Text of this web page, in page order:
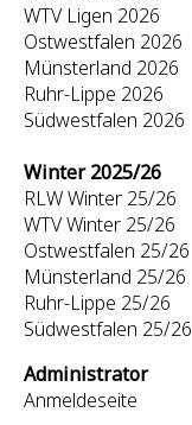
WTV Ligen 2026
Ostwestfalen 2026
Münsterland 2026
Ruhr-Lippe 2026
Südwestfalen 2026
Winter 2025/26
RLW Winter 25/26
WTV Winter 25/26
Ostwestfalen 25/26
Münsterland 25/26
Ruhr-Lippe 25/26
Südwestfalen 25/26
Administrator
Anmeldeseite